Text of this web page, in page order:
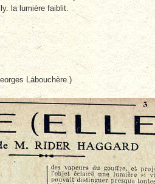
la lumière faiblit.
Labouchère.)